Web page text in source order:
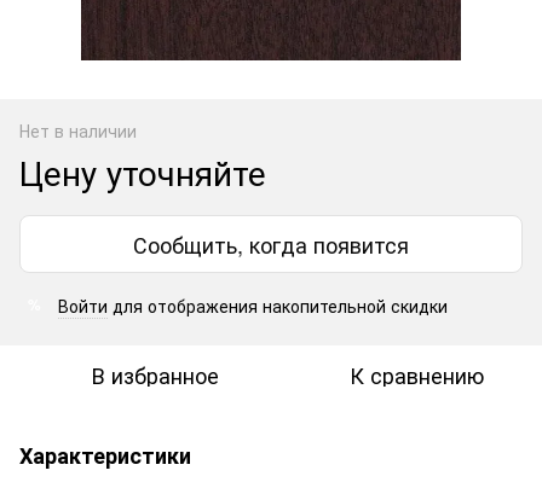
Нет в наличии
Цену уточняйте
Сообщить, когда появится
Войти для отображения накопительной скидки
В избранное К сравнению
Характеристики